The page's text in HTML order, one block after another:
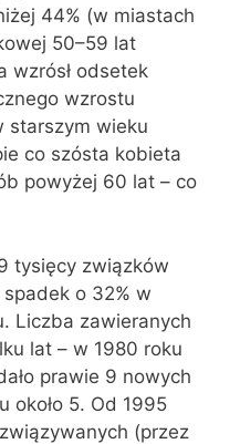
44% (w miastach
50–59 lat
wzrósł odsetek
wzrostu
starszym wieku
co szósta kobieta
powyżej 60 lat – co
tysięcy związków
spadek o 32% w
Liczba zawieranych
lat – w 1980 roku
prawie 9 nowych
około 5. Od 1995
(przez